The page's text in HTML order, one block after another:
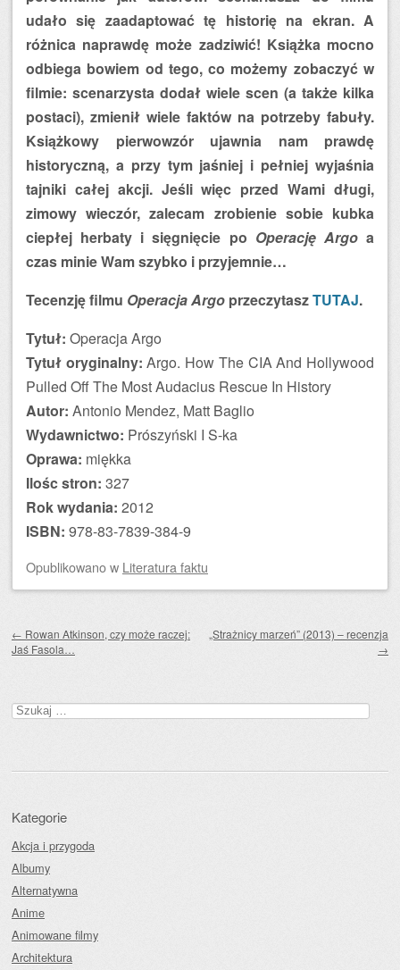
udało się zaadaptować tę historię na ekran. A
różnica naprawdę może zadziwić! Książka mocno
odbiega bowiem od tego, co możemy zobaczyć w
filmie: scenarzysta dodał wiele scen (a także kilka
postaci), zmienił wiele faktów na potrzeby fabuły.
Książkowy pierwowzór ujawnia nam prawdę
historyczną, a przy tym jaśniej i pełniej wyjaśnia
tajniki całej akcji. Jeśli więc przed Wami długi,
zimowy wieczór, zalecam zrobienie sobie kubka
ciepłej herbaty i sięgnięcie po Operację Argoa
czas minie Wam szybko i przyjemnie…
Tecenzję filmu Operacja Argo przeczytaszTUTAJ.
Tytuł: Operacja Argo
Tytuł oryginalny: Argo. How The CIA And Hollywood
Pulled Off The Most Audacius Rescue In History
Autor: Antonio Mendez, Matt Baglio
Wydawnictwo: Prószyński I S-ka
Oprawa: miękka
Ilośc stron: 327
Rok wydania: 2012
ISBN: 978-83-7839-384-9
Opublikowanow Literatura faktu
← Rowan Atkinson, czy może raczej:
Jaś Fasola…
„Strażnicy marzeń” (2013) – recenzja
→
Szukaj:
Kategorie
Akcja i przygoda
Albumy
Alternatywna
Anime
Animowane filmy
Architektura